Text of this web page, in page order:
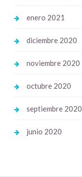
enero 2021
diciembre 2020
noviembre 2020
octubre 2020
septiembre 2020
junio 2020